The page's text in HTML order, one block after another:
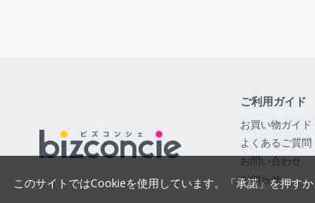
ご利用ガイド
お買い物ガイド
よくあるご質問
お問い合わせ
お知らせ
このサイトではCookieを使用しています。「承諾」を押す